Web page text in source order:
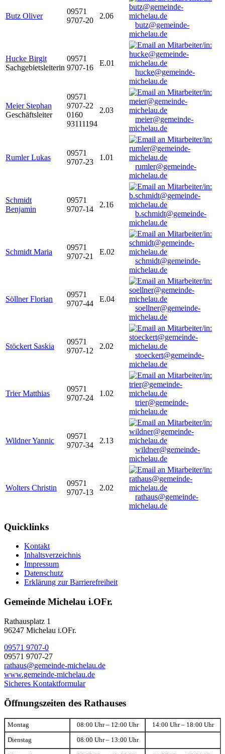
Butz Oliver
09571
9707-20
2.06
butz@gemeinde-
michelau.de
Hucke Birgit
Sachgebietsleiterin
09571
9707-16
E.01
hucke@gemeinde-
michelau.de
Meier Stephan
Geschäftsleiter
09571
9707-22
0160
93111194
2.03
meier@gemeinde-
michelau.de
Rumler Lukas
09571
9707-23
1.01
rumler@gemeinde-
michelau.de
Schmidt
Benjamin
09571
9707-14
2.16
b.schmidt@gemeinde-
michelau.de
Schmidt Maria
09571
9707-21
E.02
schmidt@gemeinde-
michelau.de
Söllner Florian
09571
9707-44
E.04
soellner@gemeinde-
michelau.de
Stöckert Saskia
09571
9707-12
2.02
stoeckert@gemeinde-
michelau.de
Trier Matthias
09571
9707-24
1.02
trier@gemeinde-
michelau.de
Wildner Yannic
09571
9707-34
2.13
wildner@gemeinde-
michelau.de
Wolters Christin
09571
9707-13
2.02
rathaus@gemeinde-
michelau.de
Quicklinks
Kontakt
Inhaltsverzeichnis
Impressum
Datenschutz
Erklärung zur Barrierefreiheit
Gemeinde Michelau i.OFr.
Rathausplatz 1
96247 Michelau i.OFr.
09571 9707-0
09571 9707-27
rathaus@gemeinde-michelau.de
www.gemeinde-michelau.de
Sicheres Kontaktformular
Öffnungszeiten des Rathauses
Montag 08:00 Uhr – 12:00 Uhr 14:00 Uhr – 18:00 Uhr
Dienstag 08:00 Uhr – 13:00 Uhr